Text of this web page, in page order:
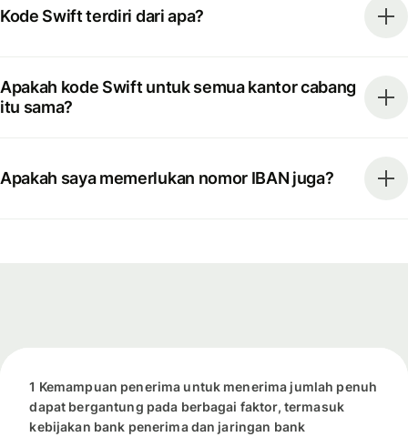
Kode Swift terdiri dari apa?
Apakah kode Swift untuk semua kantor cabang
itu sama?
Apakah saya memerlukan nomor IBAN juga?
1 Kemampuan penerima untuk menerima jumlah penuh
dapat bergantung pada berbagai faktor, termasuk
kebijakan bank penerima dan jaringan bank